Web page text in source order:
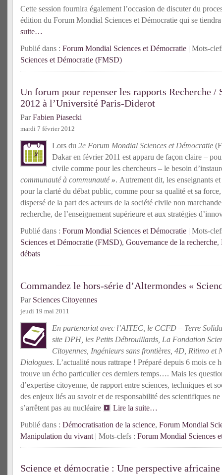
Cette session fournira également l’occasion de discuter du
édition du Forum Mondial Sciences et Démocratie qui se
suite…
Publié dans : Forum Mondial Sciences et Démocratie | Mots-
Sciences et Démocratie (FMSD)
Un forum pour repenser les rapports Recherche /
2012 à l’Université Paris-Diderot
ParFabien Piasecki
mardi 7 février 2012
Lors du 2e Forum Mondial Sciences et Démocratie
Dakar en février 2011 est apparu de façon claire –
civile comme pour les chercheurs – le besoin
communauté à communauté». Autrement dit, les enseignants
pour la clarté du débat public, comme pour sa qualité et sa
dispersé de la part des acteurs de la société civile non
recherche, de l’enseignement supérieure et aux stratégies
Publié dans : Forum Mondial Sciences et Démocratie | Mots-
Sciences et Démocratie (FMSD), Gouvernance de la recherche,
débats
Commandez le hors-série d’Altermondes «
Par Sciences Citoyennes
jeudi 19 mai 2011
En partenariat avec l’AITEC, le CCFD – Terre
site DPH, les Petits Débrouillards, La Fondation
Citoyennes, Ingénieurs sans frontières, 4D, Ritimo et
Dialogues. L’actualité nous rattrape ! Préparé depuis 6 mois ce
trouve un écho particulier ces derniers temps…. Mais les
d’expertise citoyenne, de rapport entre sciences, techniques et
des enjeux liés au savoir et de responsabilité des scientifiques ne
s’arrêtent pas au nucléaire
Lire la suite…
Publié dans : Démocratisation de la science, Forum Mondial
Manipulation du vivant | Mots-clefs : Forum Mondial Sciences
Science et démocratie : Une perspective africaine